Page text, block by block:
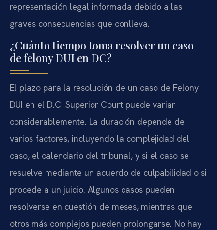
representación legal informada debido a las
graves consecuencias que conlleva.
¿Cuánto tiempo toma resolver un caso
de felony DUI en DC?
El plazo para la resolución de un caso de Felony
DUI en el D.C. Superior Court puede variar
considerablemente. La duración depende de
varios factores, incluyendo la complejidad del
caso, el calendario del tribunal, y si el caso se
resuelve mediante un acuerdo de culpabilidad o si
procede a un juicio. Algunos casos pueden
resolverse en cuestión de meses, mientras que
otros más complejos pueden prolongarse. No hay